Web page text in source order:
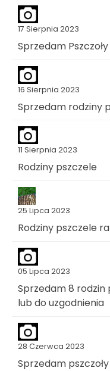
17 Sierpnia 2023
Sprzedam Pszczoły
16 Sierpnia 2023
Sprzedam rodziny
11 Sierpnia 2023
Rodziny pszczele
25 Lipca 2023
Rodziny pszczele
05 Lipca 2023
Sprzedam 8 rodzin
lub do uzgodnienia
28 Czerwca 2023
Sprzedam